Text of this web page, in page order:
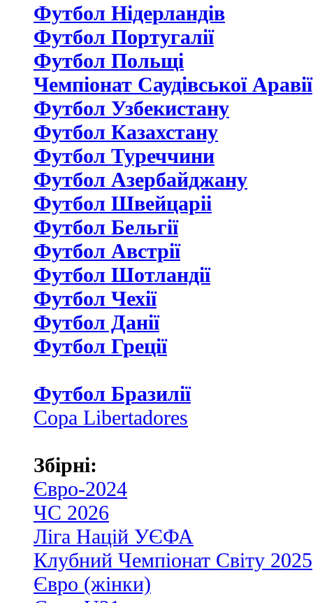
Футбол Нідерландiв
Футбол Португалії
Футбол Польщі
Чемпіонат Саудівської Аравії
Футбол Узбекистану
Футбол Казахстану
Футбол Туреччини
Футбол Азербайджану
Футбол Швейцаріі
Футбол Бельгії
Футбол Австрії
Футбол Шотландії
Футбол Чехії
Футбол Данії
Футбол Греції
Футбол Бразилії
Copa Libertadores
Збірні:
Євро-2024
ЧС 2026
Ліга Націй УЄФА
Клубний Чемпіонат Світу 2025
Євро (жінки)